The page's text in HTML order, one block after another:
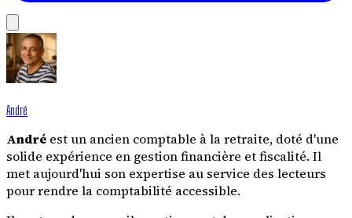
André
André est un ancien comptable à la retraite, doté d'une
solide expérience en gestion financière et fiscalité. Il
met aujourd'hui son expertise au service des lecteurs
pour rendre la comptabilité accessible.